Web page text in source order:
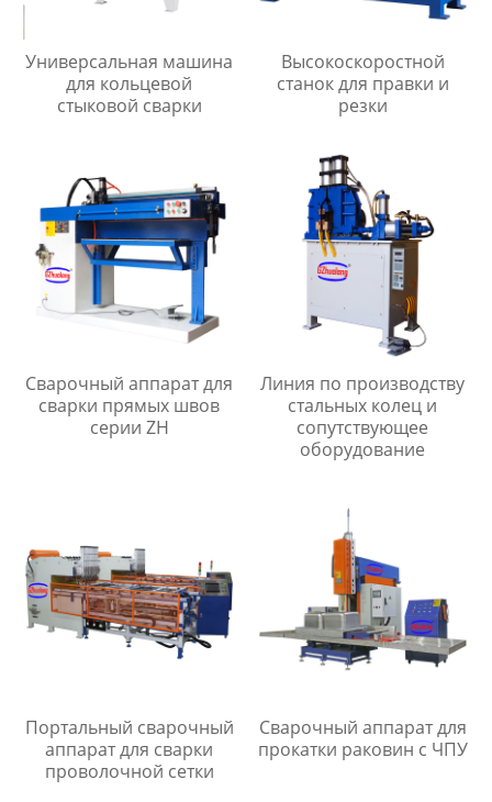
Универсальная машина
для кольцевой
стыковой сварки
Высокоскоростной
станок для правки и
резки
Сварочный аппарат для
сварки прямых швов
серии ZH
Линия по производству
стальных колец и
сопутствующее
оборудование
Портальный сварочный
аппарат для сварки
проволочной сетки
Сварочный аппарат для
прокатки раковин с ЧПУ